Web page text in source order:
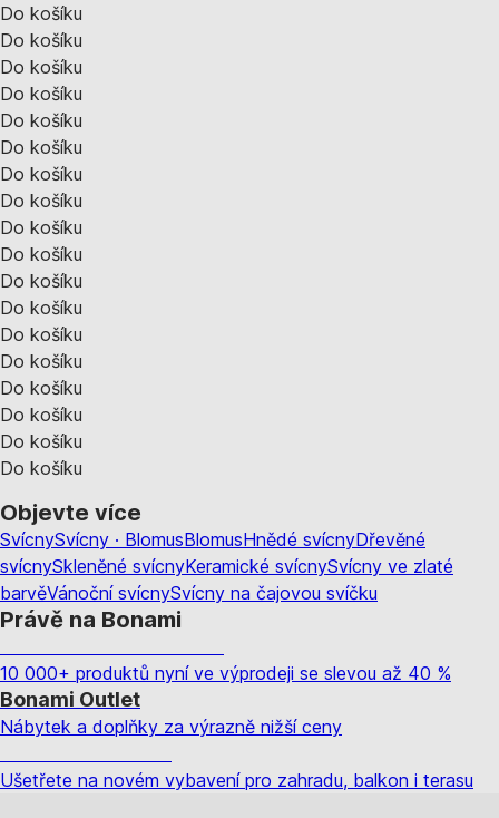
Do košíku
Do košíku
Do košíku
Do košíku
Do košíku
Do košíku
Do košíku
Do košíku
Do košíku
Do košíku
Do košíku
Do košíku
Do košíku
Do košíku
Do košíku
Do košíku
Do košíku
Do košíku
Objevte více
SvícnySvícny · BlomusBlomusHnědé svícnyDřevěné
svícnySkleněné svícnyKeramické svícnySvícny ve zlaté
barvěVánoční svícnySvícny na čajovou svíčku
Právě na Bonami
10 000+ produktů nyní ve výprodeji se slevou až 40 %
Bonami Outlet
Nábytek a doplňky za výrazně nižší ceny
Ušetřete na novém vybavení pro zahradu, balkon i terasu